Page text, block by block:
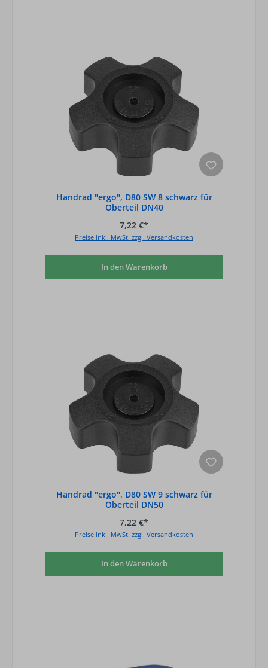
Handrad "ergo", D80 SW 8 schwarz für
Oberteil DN40
7,22 €*
Preise inkl. MwSt. zzgl. Versandkosten
In den Warenkorb
Handrad "ergo", D80 SW 9 schwarz für
Oberteil DN50
7,22 €*
Preise inkl. MwSt. zzgl. Versandkosten
In den Warenkorb